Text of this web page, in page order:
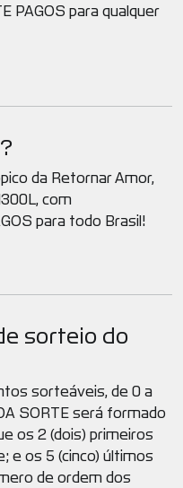
PAGOS para qualquer
da Retornar Amor,
com
para todo Brasil!
sorteio do
sorteáveis, de 0 a
SORTE será formado
os 2 (dois) primeiros
e os 5 (cinco) últimos
de ordem dos